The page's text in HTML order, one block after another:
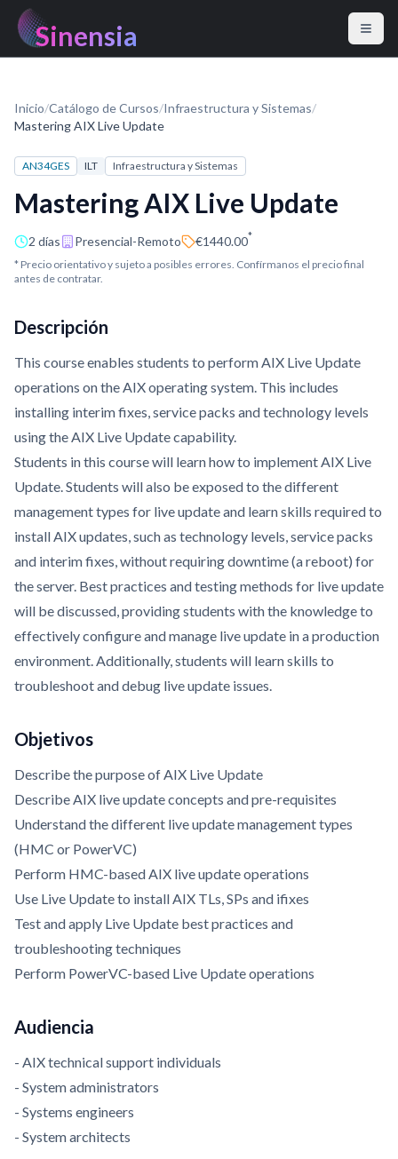
Sinensia
Inicio/Catálogo de Cursos/Infraestructura y Sistemas/
Mastering AIX Live Update
AN34GES ILT Infraestructura y Sistemas
Mastering AIX Live Update
2 días Presencial-Remoto €1440.00*
* Precio orientativo y sujeto a posibles errores. Confírmanos el precio final
antes de contratar.
Descripción
This course enables students to perform AIX Live Update
operations on the AIX operating system. This includes
installing interim fixes, service packs and technology levels
using the AIX Live Update capability.
Students in this course will learn how to implement AIX Live
Update. Students will also be exposed to the different
management types for live update and learn skills required to
install AIX updates, such as technology levels, service packs
and interim fixes, without requiring downtime (a reboot) for
the server. Best practices and testing methods for live update
will be discussed, providing students with the knowledge to
effectively configure and manage live update in a production
environment. Additionally, students will learn skills to
troubleshoot and debug live update issues.
Objetivos
Describe the purpose of AIX Live Update
Describe AIX live update concepts and pre-requisites
Understand the different live update management types
(HMC or PowerVC)
Perform HMC-based AIX live update operations
Use Live Update to install AIX TLs, SPs and ifixes
Test and apply Live Update best practices and
troubleshooting techniques
Perform PowerVC-based Live Update operations
Audiencia
- AIX technical support individuals
- System administrators
- Systems engineers
- System architects